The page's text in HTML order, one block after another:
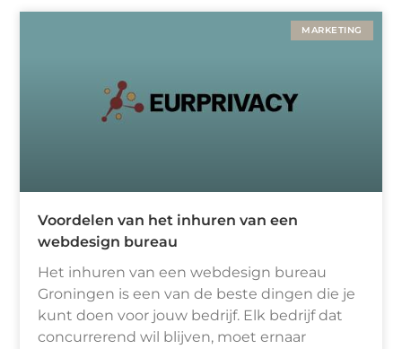
MARKETING
Voordelen van het inhuren van een
webdesign bureau
Het inhuren van een webdesign bureau
Groningen is een van de beste dingen die je
kunt doen voor jouw bedrijf. Elk bedrijf dat
concurrerend wil blijven, moet ernaar